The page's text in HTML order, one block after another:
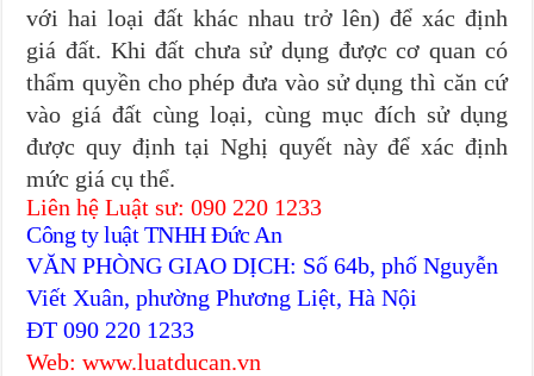
với hai loại đất khác nhau trở lên) để xác định
giá đất. Khi đất chưa sử dụng được cơ quan có
thẩm quyền cho phép đưa vào sử dụng thì căn cứ
vào giá đất cùng loại, cùng mục đích sử dụng
được quy định tại Nghị quyết này để xác định
mức giá cụ thể.
Liên hệ Luật sư: 090 220 1233
Công ty luật TNHH Đức An
VĂN PHÒNG GIAO DỊCH: Số 64b, phố Nguyễn
Viết Xuân, phường Phương Liệt, Hà Nội
ĐT 090 220 1233
Web: www.luatducan.vn